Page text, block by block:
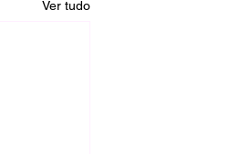
Ver tudo